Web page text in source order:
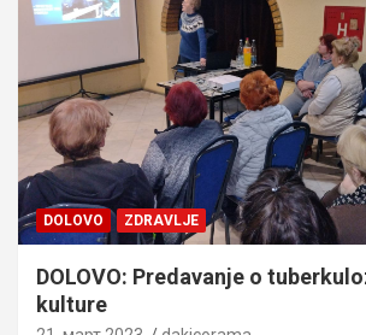
DOLOVO ZDRAVLJE
DOLOVO: Predavanje o
kulture